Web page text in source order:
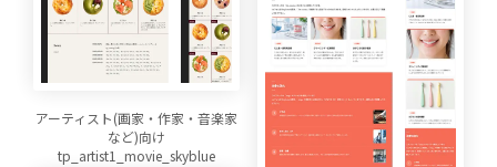
アーティスト(画家・作家・音楽家
など)向け
tp_artist1_movie_skyblue